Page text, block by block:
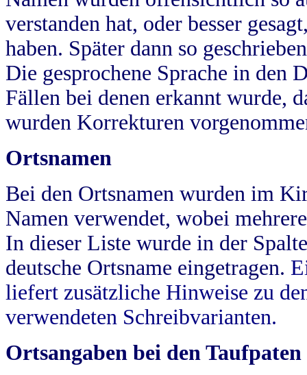
verstanden hat, oder besser
haben. Später dann so
Die gesprochene Sprache in
Fällen bei denen erkannt wurde,
wurden Korrekturen
Ortsnamen
Bei den Ortsnamen wurden im
Namen verwendet, wobei
In dieser Liste wurde in der
deutsche Ortsname eingetragen.
liefert zusätzliche Hinweise zu
verwendeten Schreibvarianten.
Ortsangaben bei den Taufpaten